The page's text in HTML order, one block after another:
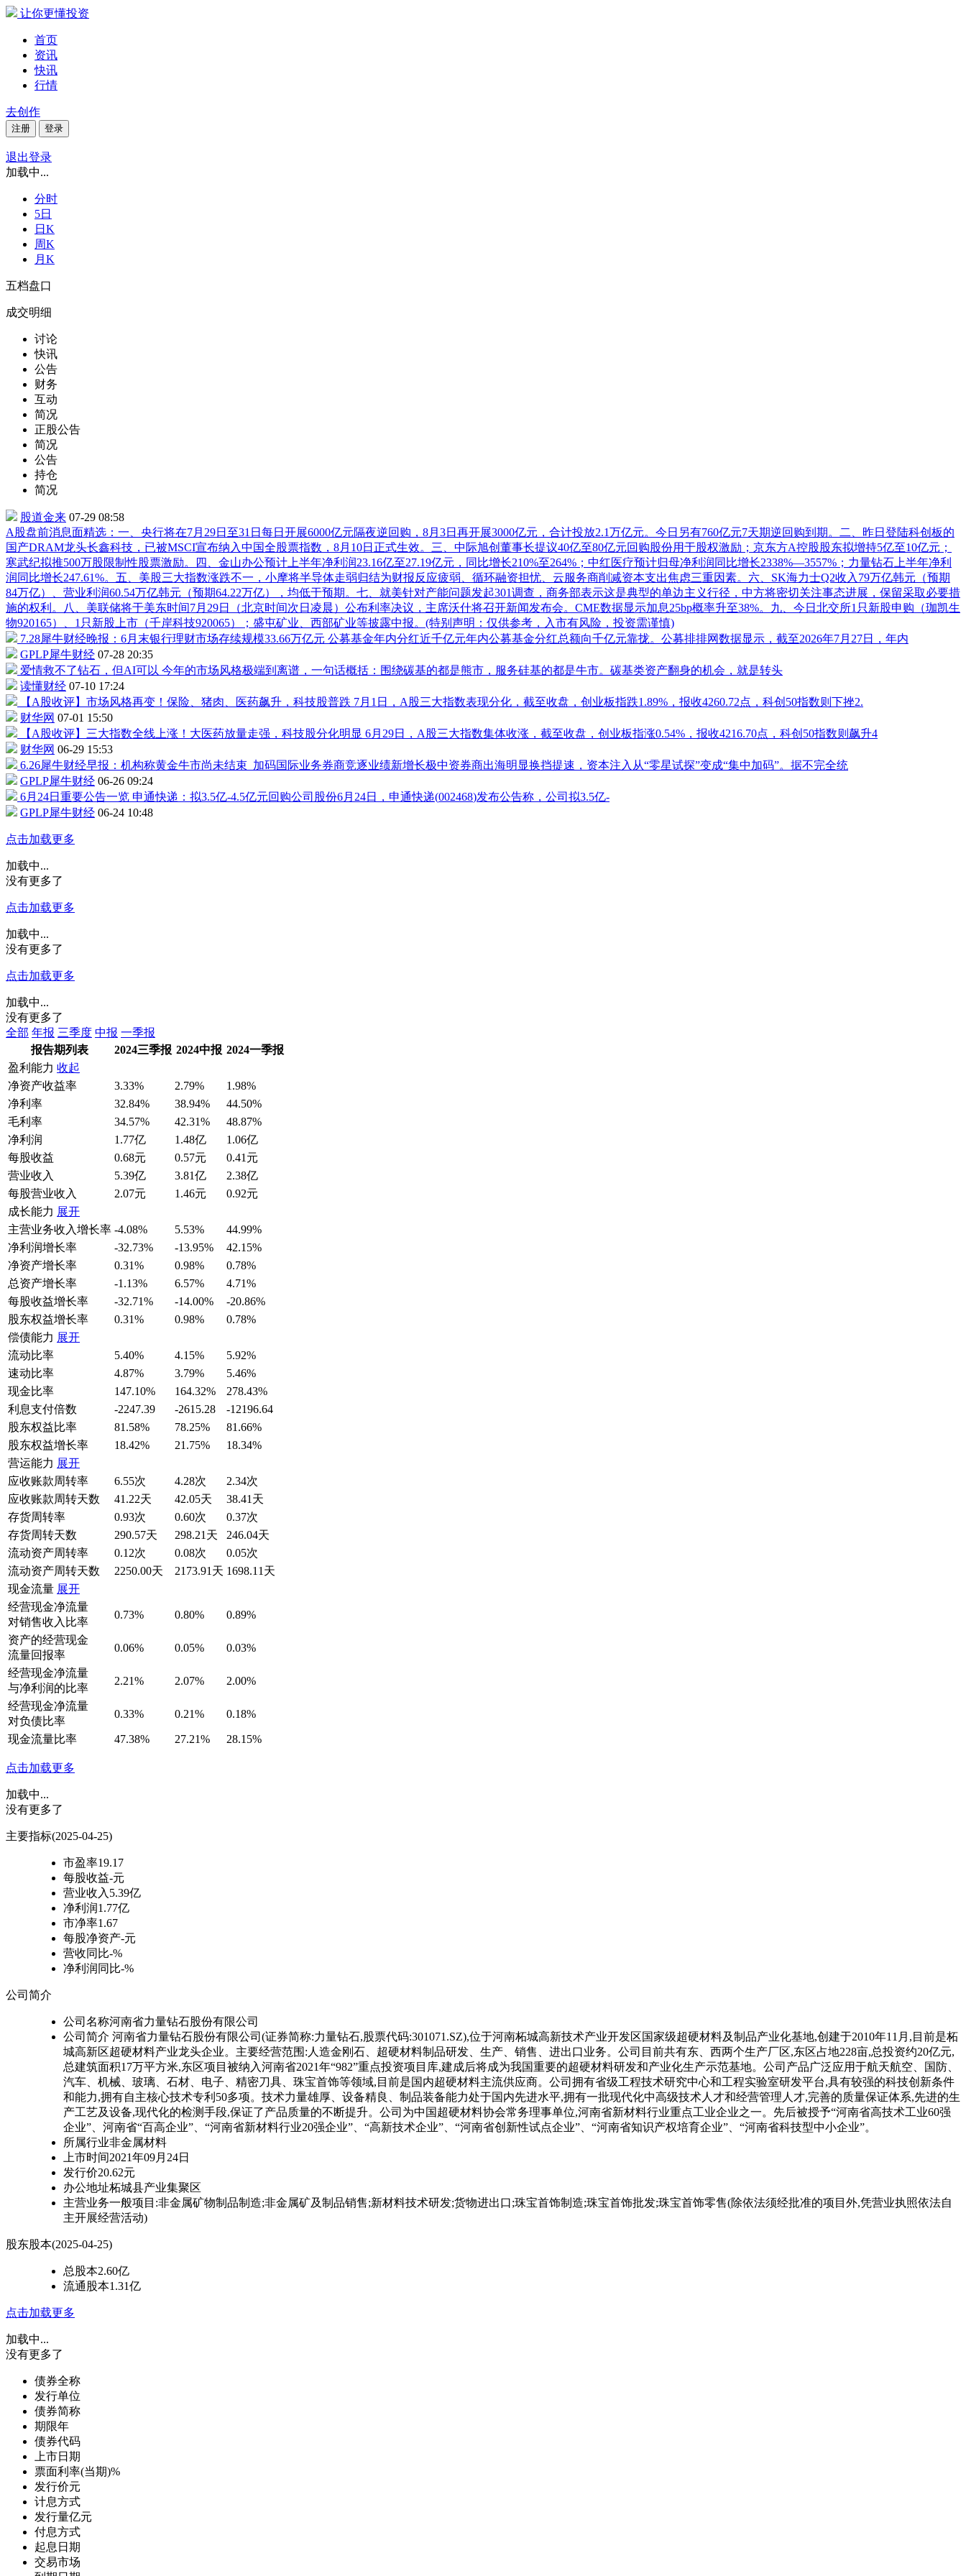
让你更懂投资
首页
资讯
快讯
行情
去创作
注册 登录
退出登录
加载中...
分时
5日
日K
周K
月K
五档盘口
成交明细
讨论
快讯
公告
财务
互动
简况
正股公告
简况
公告
持仓
简况
股道金来 07-29 08:58
A股盘前消息面精选：一、央行将在7月29日至31日每日开展6000亿元隔夜逆回购，8月3日再开展3000亿元，合计投放2.1万亿元。今日另有760亿元7天期逆回购到期。二、昨日登陆科创板的
国产DRAM龙头长鑫科技 ，已被MSCI宣布纳入中国全股票指数，8月10日正式生效。三、 中际旭创 董事长提议40亿至80亿元回购股份用于股权激励；京东方A控股股东拟增持5亿至10亿元；
寒武纪拟推500万股限制性股票激励。四、 金山办公预计上半年净利润23.16亿至27.19亿元，同比增长210%至264%； 中红医疗预计归母净利润同比增长2338%—3557%； 力量钻石 上半年净利
润同比增长247.61%。五、美股三大指数涨跌不一，小摩将半导体走弱归结为财报反应疲弱、循环融资担忧、云服务商削减资本支出焦虑三重因素。六、SK海力士Q2收入79万亿韩元（预期
84万亿）、营业利润60.54万亿韩元（预期64.22万亿），均低于预期。七、就美针对产能问题发起301调查，商务部表示这是典型的单边主义行径，中方将密切关注事态进展，保留采取必要措
施的权利。八、美联储将于美东时间7月29日（北京时间次日凌晨）公布利率决议，主席沃什将召开新闻发布会。CME数据显示加息25bp概率升至38%。九、今日北交所1只新股申购（珈凯生
物920165）、1只新股上市（千岸科技920065）；盛屯矿业、 西部矿业等披露中报。(特别声明：仅供参考，入市有风险，投资需谨慎)
7.28犀牛财经晚报：6月末银行理财市场存续规模33.66万亿元 公募基金年内分红近千亿元年内公募基金分红总额向千亿元靠拢。公募排排网数据显示，截至2026年7月27日，年内
GPLP犀牛财经 07-28 20:35
爱情救不了钻石，但AI可以 今年的市场风格极端到离谱，一句话概括：围绕碳基的都是熊市，服务硅基的都是牛市。碳基类资产翻身的机会，就是转头
读懂财经 07-10 17:24
【A股收评】市场风格再变！保险、猪肉、医药飙升，科技股普跌 7月1日，A股三大指数表现分化，截至收盘，创业板指跌1.89%，报收4260.72点，科创50指数则下挫2.
财华网 07-01 15:50
【A股收评】三大指数全线上涨！大医药放量走强，科技股分化明显 6月29日，A股三大指数集体收涨，截至收盘，创业板指涨0.54%，报收4216.70点，科创50指数则飙升4
财华网 06-29 15:53
6.26犀牛财经早报：机构称黄金牛市尚未结束 加码国际业务券商竞逐业绩新增长极中资券商出海明显换挡提速，资本注入从“零星试探”变成“集中加码”。据不完全统
GPLP犀牛财经 06-26 09:24
6月24日重要公告一览 申通快递 ：拟3.5亿-4.5亿元回购公司股份6月24日， 申通快递(002468)发布公告称，公司拟3.5亿-
GPLP犀牛财经 06-24 10:48
点击加载更多
加载中...
没有更多了
点击加载更多
加载中...
没有更多了
点击加载更多
加载中...
没有更多了
全部 年报 三季度 中报 一季报
报告期列表
2024三季报 2024中报 2024一季报
盈利能力 收起
净资产收益率
3.33% 2.79%
1.98%
净利率
32.84% 38.94%
44.50%
毛利率
34.57% 42.31%
48.87%
净利润
1.77亿 1.48亿
1.06亿
每股收益
0.68元 0.57元
0.41元
营业收入
5.39亿 3.81亿
2.38亿
每股营业收入
2.07元 1.46元
0.92元
成长能力 展开
主营业务收入增长率 -4.08% 5.53%
44.99%
净利润增长率
-32.73% -13.95%
42.15%
净资产增长率
0.31% 0.98%
0.78%
总资产增长率
-1.13% 6.57%
4.71%
每股收益增长率
-32.71% -14.00%
-20.86%
股东权益增长率
0.31% 0.98%
0.78%
偿债能力 展开
流动比率
5.40% 4.15%
5.92%
速动比率
4.87% 3.79%
5.46%
现金比率
147.10% 164.32%
278.43%
利息支付倍数
-2247.39 -2615.28
-12196.64
股东权益比率
81.58% 78.25%
81.66%
股东权益增长率
18.42% 21.75%
18.34%
营运能力 展开
应收账款周转率
6.55次 4.28次
2.34次
应收账款周转天数
41.22天 42.05天
38.41天
存货周转率
0.93次 0.60次
0.37次
存货周转天数
290.57天 298.21天
246.04天
流动资产周转率
0.12次 0.08次
0.05次
流动资产周转天数
2250.00天 2173.91天 1698.11天
现金流量 展开
经营现金净流量
对销售收入比率
0.73% 0.80% 0.89%
资产的经营现金
流量回报率
0.06% 0.05% 0.03%
经营现金净流量
与净利润的比率
2.21% 2.07% 2.00%
经营现金净流量
对负债比率
0.33% 0.21% 0.18%
现金流量比率 47.38% 27.21% 28.15%
点击加载更多
加载中...
没有更多了
主要指标(2025-04-25)
市盈率19.17
每股收益-元
营业收入 5.39亿
净利润1.77亿
市净率1.67
每股净资产-元
营收同比-%
净利润同比-%
公司简介
公司名称河南省力量钻石股份有限公司
公司简介 河南省力量钻石股份有限公司(证券简称:力量钻石,股票代码:301071.SZ),位于河南柘城高新技术产业开发区国家级超硬材料及制品产业化基地,创建于2010年11月,目前是柘
城高新区超硬材料产业龙头企业。主要经营范围:人造金刚石、超硬材料制品研发、生产、销售、进出口业务。公司目前共有东、西两个生产厂区,东区占地228亩,总投资约20亿元,
总建筑面积17万平方米,东区项目被纳入河南省2021年“982”重点投资项目库,建成后将成为我国重要的超硬材料研发和产业化生产示范基地。公司产品广泛应用于航天航空、国防、
汽车、机械、玻璃、石材、电子、精密刀具、珠宝首饰等领域,目前是国内超硬材料主流供应商。公司拥有省级工程技术研究中心和工程实验室研发平台,具有较强的科技创新条件
和能力,拥有自主核心技术专利50多项。技术力量雄厚、设备精良、制品装备能力处于国内先进水平,拥有一批现代化中高级技术人才和经营管理人才,完善的质量保证体系,先进的生
产工艺及设备,现代化的检测手段,保证了产品质量的不断提升。公司为中国超硬材料协会常务理事单位,河南省新材料行业重点工业企业之一。先后被授予“河南省高技术工业60强
企业”、河南省“百高企业”、“河南省新材料行业20强企业”、“高新技术企业”、“河南省创新性试点企业”、“河南省知识产权培育企业”、“河南省科技型中小企业”。
所属行业非金属材料
上市时间2021年09月24日
发行价20.62元
办公地址柘城县产业集聚区
主营业务一般项目:非金属矿物制品制造;非金属矿及制品销售;新材料技术研发;货物进出口;珠宝首饰制造;珠宝首饰批发;珠宝首饰零售(除依法须经批准的项目外,凭营业执照依法自
主开展经营活动)
股东股本(2025-04-25)
总股本2.60亿
流通股本1.31亿
点击加载更多
加载中...
没有更多了
债券全称
发行单位
债券简称
期限年
债券代码
上市日期
票面利率(当期)%
发行价元
计息方式
发行量亿元
付息方式
起息日期
交易市场